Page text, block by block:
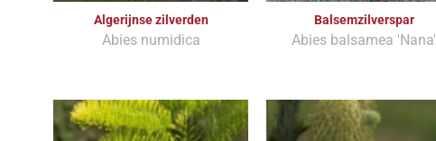
Algerijnse zilverden
Abies numidica
Balsemzilverspar
Abies balsamea 'Nana'